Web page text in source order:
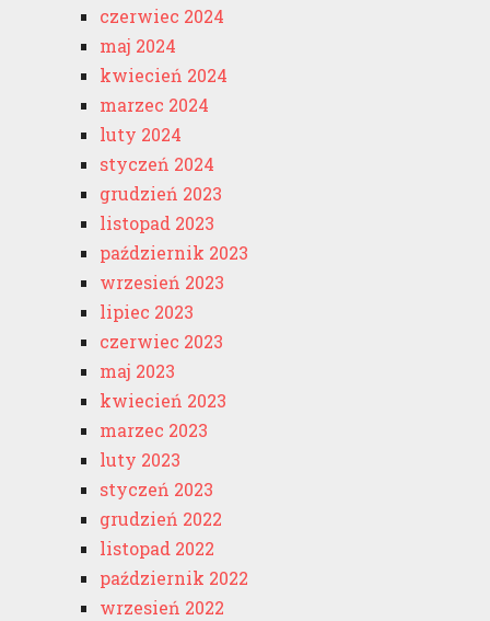
czerwiec 2024
maj 2024
kwiecień 2024
marzec 2024
luty 2024
styczeń 2024
grudzień 2023
listopad 2023
październik 2023
wrzesień 2023
lipiec 2023
czerwiec 2023
maj 2023
kwiecień 2023
marzec 2023
luty 2023
styczeń 2023
grudzień 2022
listopad 2022
październik 2022
wrzesień 2022